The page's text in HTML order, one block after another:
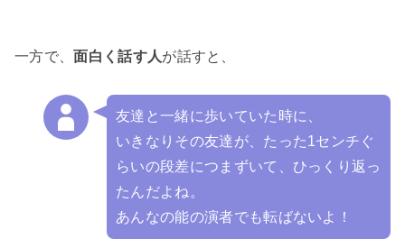
一方で、面白く話す人が話すと、
友達と一緒に歩いていた時に、
いきなりその友達が、たった1センチぐ
らいの段差につまずいて、ひっくり返っ
たんだよね。
あんなの能の演者でも転ばないよ！